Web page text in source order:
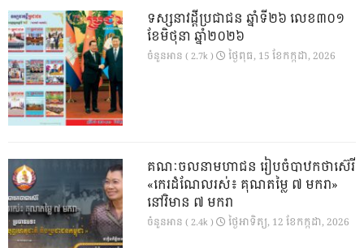
ទស្សនាវដ្ដីប្រជាជន ឆ្នាំទី២៦ លេខ៣០១
ខែមិថុនា ឆ្នាំ២០២៦
ចំនួនអាន ( 2.7k ) ថ្ងៃ​ពុធ, 15 ខែ​កក្កដា, 2026
គណៈចលនាមហាជន រៀបចំបាឋកថាស៊េរី
«កេរដំណែលរស់៖ គុណតម្លៃ ៧ មករា»
នៅវិមាន ៧ មករា
ចំនួនអាន ( 2.4k ) ថ្ងៃ​អាទិត្យ, 12 ខែ​កក្កដា, 2026